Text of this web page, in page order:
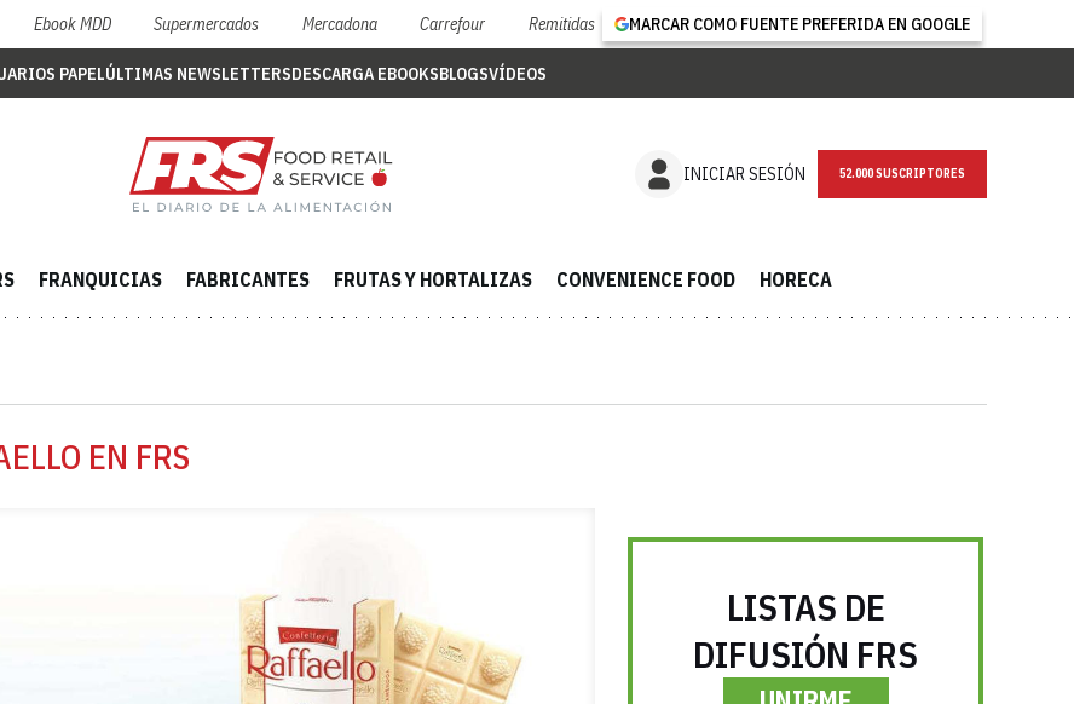
Ebook MDD Supermercados Mercadona Carrefour Remitidas MARCAR COMO FUENTE PREFERIDA EN GOOGLE
PAPELÚLTIMAS NEWSLETTERSDESCARGA EBOOKSBLOGSVÍDEOS
INICIAR SESIÓN NEWSLETTER
FRANQUICIAS FABRICANTES FRUTAS Y HORTALIZAS CONVENIENCE FOOD HORECA
EN FRS
LISTAS DE
DIFUSIÓN FRS